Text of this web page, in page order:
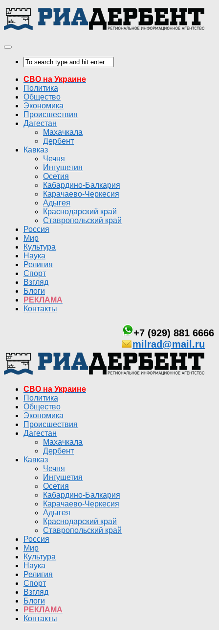
СВО на Украине
Политика
Общество
Экономика
Происшествия
Дагестан
Махачкала
Дербент
Кавказ
Чечня
Ингушетия
Осетия
Кабардино-Балкария
Карачаево-Черкесия
Адыгея
Краснодарский край
Ставропольский край
Россия
Мир
Культура
Наука
Религия
Спорт
Взгляд
Блоги
РЕКЛАМА
Контакты
+7 (929) 881 6666
milrad@mail.ru
СВО на Украине
Политика
Общество
Экономика
Происшествия
Дагестан
Махачкала
Дербент
Кавказ
Чечня
Ингушетия
Осетия
Кабардино-Балкария
Карачаево-Черкесия
Адыгея
Краснодарский край
Ставропольский край
Россия
Мир
Культура
Наука
Религия
Спорт
Взгляд
Блоги
РЕКЛАМА
Контакты